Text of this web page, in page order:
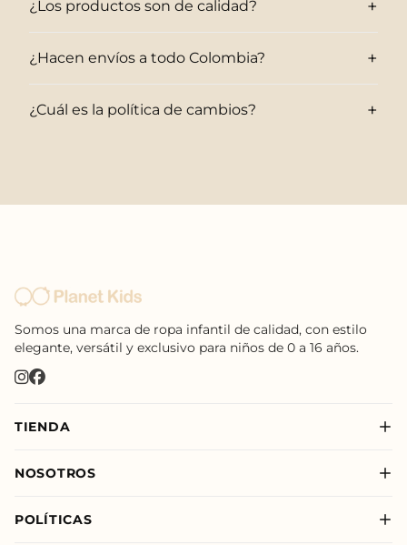
¿Los productos son de calidad? +
¿Hacen envíos a todo Colombia? +
¿Cuál es la política de cambios? +
Somos una marca de ropa infantil de calidad, con estilo
elegante, versátil y exclusivo para niños de 0 a 16 años.
TIENDA
Niño
NOSOTROS
Nuestras Tiendas
POLÍTICAS